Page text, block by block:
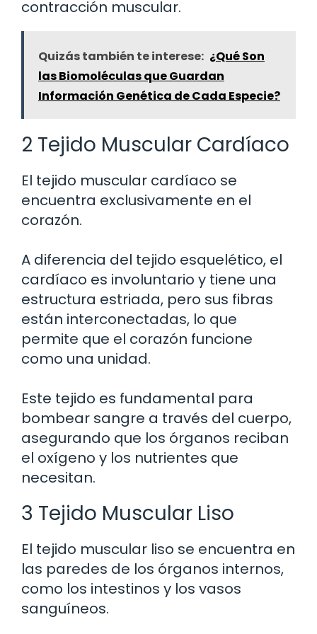
contracción muscular.
Quizás también te interese: ¿Qué Son
las Biomoléculas que Guardan
Información Genética de Cada Especie?
2 Tejido Muscular Cardíaco
El tejido muscular cardíaco se
encuentra exclusivamente en el
corazón.
A diferencia del tejido esquelético, el
cardíaco es involuntario y tiene una
estructura estriada, pero sus fibras
están interconectadas, lo que
permite que el corazón funcione
como una unidad.
Este tejido es fundamental para
bombear sangre a través del cuerpo,
asegurando que los órganos reciban
el oxígeno y los nutrientes que
necesitan.
3 Tejido Muscular Liso
El tejido muscular liso se encuentra en
las paredes de los órganos internos,
como los intestinos y los vasos
sanguíneos.